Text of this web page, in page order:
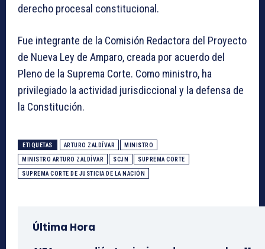
derecho procesal constitucional.
Fue integrante de la Comisión Redactora del Proyecto
de Nueva Ley de Amparo, creada por acuerdo del
Pleno de la Suprema Corte. Como ministro, ha
privilegiado la actividad jurisdiccional y la defensa de
la Constitución.
ETIQUETAS ARTURO ZALDÍVAR MINISTRO
MINISTRO ARTURO ZALDÍVAR SCJN SUPREMA CORTE
SUPREMA CORTE DE JUSTICIA DE LA NACIÓN
Última Hora